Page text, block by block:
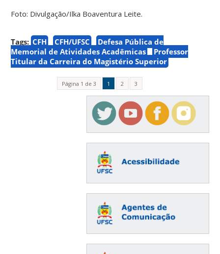
Foto: Divulgação/Ilka Boaventura Leite.
Tags: CFH CFH/UFSC
Defesa Pública de
Memorial de Atividades Acadêmicas
Professor
Titular da Carreira do Magistério Superior
Página 1 de 3 1 2 3